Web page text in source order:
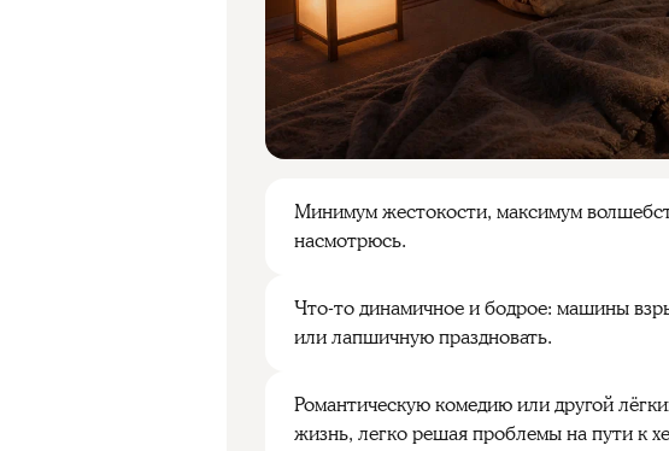
Минимум жестокости, максимум
насмотрюсь.
Что-то динамичное и бодрое: машины
или лапшичную праздновать.
Романтическую комедию или другой
жизнь, легко решая проблемы на пути к